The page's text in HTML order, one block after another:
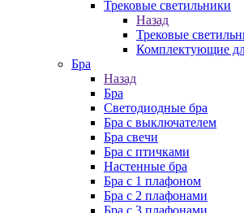
Трековые светильники
Назад
Трековые
Комплектующие
Бра
Назад
Бра
Светодиодные бра
Бра с выключателем
Бра свечи
Бра с птичками
Настенные бра
Бра с 1 плафоном
Бра с 2 плафонами
Бра с 3 плафонами